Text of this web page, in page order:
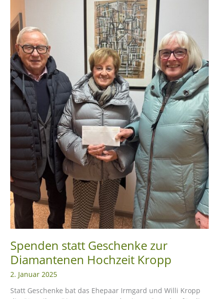
Spenden statt Geschenke zur
Diamantenen Hochzeit Kropp
2. Januar 2025
Statt Geschenke bat das Ehepaar Irmgard und Willi Kropp
Diamantenen
Hochzeit
Kropp